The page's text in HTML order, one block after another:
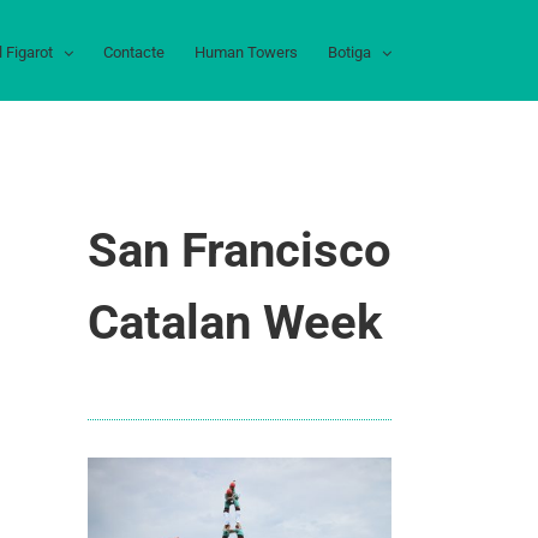
Figarot Contacte Human Towers Botiga
San Francisco
Catalan Week